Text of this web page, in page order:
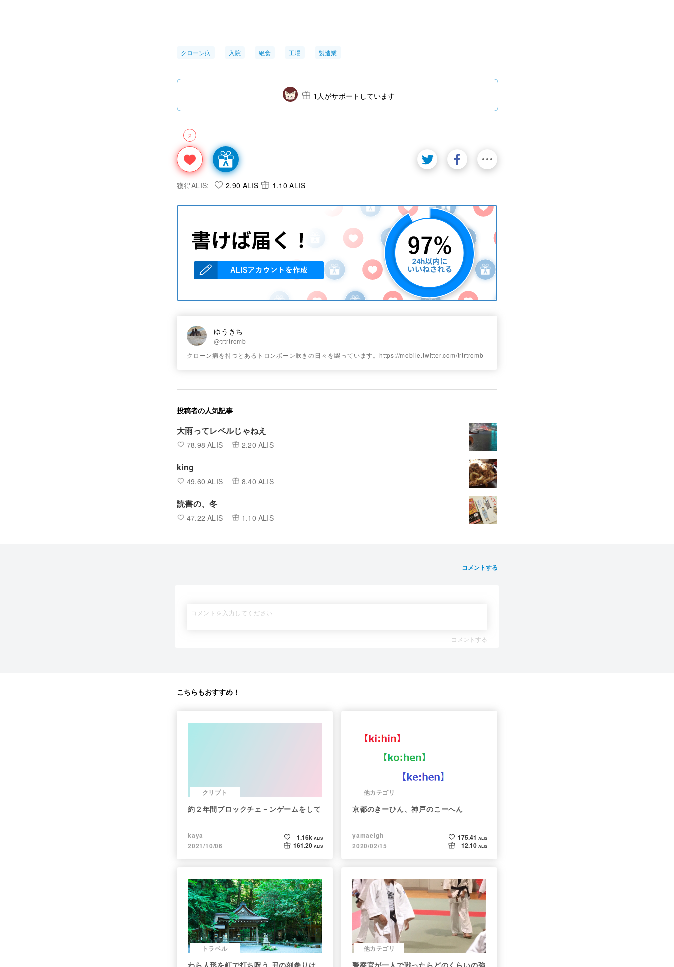
クローン病 入院 絶食 工場 製造業
2
1 人がサポートしています
獲得ALIS: 2.90 ALIS 1.10 ALIS
ゆうきち
@trtrtromb
クローン病を持つとあるトロンボーン吹きの日々を綴っています。https://mobile.twitter.com/trtrtromb
投稿者の人気記事
大雨ってレベルじゃねえ
78.98 ALIS 2.20 ALIS
king
49.60 ALIS 8.40 ALIS
読書の、冬
47.22 ALIS 1.10 ALIS
コメントする
コメントする
こちらもおすすめ！
クリプト
約２年間ブロックチェ－ンゲームをして
kaya
2021/10/06
1.16k ALIS
161.20 ALIS
他カテゴリ
京都のきーひん、神戸のこーへん
yamaeigh
2020/02/15
175.41 ALIS
12.10 ALIS
トラベル
わら人形を釘で打ち呪う 丑の刻参りは
他カテゴリ
警察官が一人で戦ったらどのくらいの強